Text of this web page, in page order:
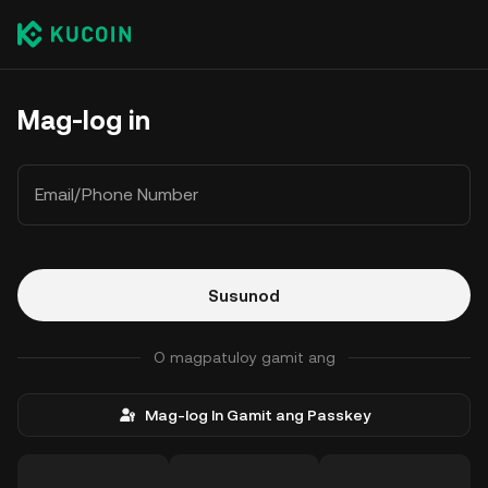
Mag-log in
Email/Phone Number
Susunod
O magpatuloy gamit ang
Mag-log In Gamit ang Passkey